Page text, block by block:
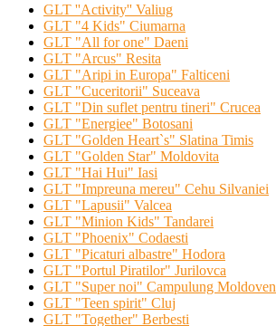
GLT ''Activity'' Valiug
GLT "4 Kids" Ciumarna
GLT "All for one" Daeni
GLT "Arcus" Resita
GLT "Aripi in Europa" Falticeni
GLT "Cuceritorii" Suceava
GLT "Din suflet pentru tineri" Crucea
GLT "Energiee" Botosani
GLT "Golden Heart`s" Slatina Timis
GLT "Golden Star" Moldovita
GLT "Hai Hui" Iasi
GLT "Impreuna mereu" Cehu Silvaniei
GLT "Lapusii" Valcea
GLT "Minion Kids" Tandarei
GLT "Phoenix" Codaesti
GLT "Picaturi albastre" Hodora
GLT "Portul Piratilor" Jurilovca
GLT "Super noi" Campulung
GLT "Teen spirit" Cluj
GLT "Together" Berbesti